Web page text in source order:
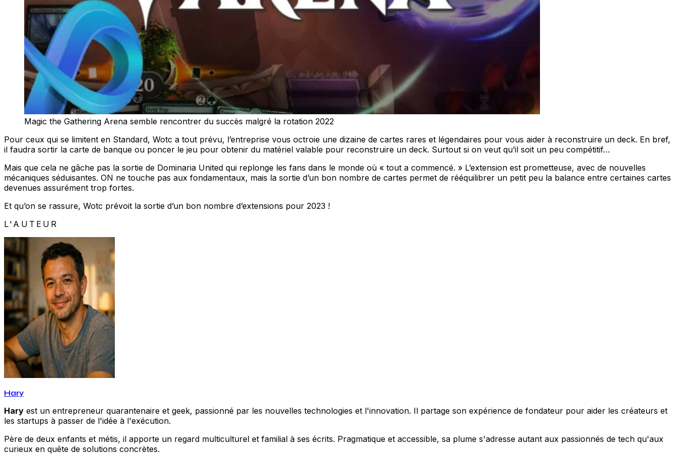
Magic the Gathering Arena semble rencontrer du succès malgré la rotation 2022
Pour ceux qui se limitent en Standard, Wotc a tout prévu, l’entreprise vous octroie une dizaine de cartes rares et légendaires pour vous aider à reconstruire un deck. En bref,
il faudra sortir la carte de banque ou poncer le jeu pour obtenir du matériel valable pour reconstruire un deck. Surtout si on veut qu’il soit un peu compétitif…
Mais que cela ne gâche pas la sortie de Dominaria United qui replonge les fans dans le monde où « tout a commencé. » L’extension est prometteuse, avec de nouvelles
mécaniques séduisantes. ON ne touche pas aux fondamentaux, mais la sortie d’un bon nombre de cartes permet de rééquilibrer un petit peu la balance entre certaines cartes
devenues assurément trop fortes.
Et qu’on se rassure, Wotc prévoit la sortie d’un bon nombre d’extensions pour 2023 !
L'AUTEUR
Hary
Hary est un entrepreneur quarantenaire et geek, passionné par les nouvelles technologies et l'innovation. Il partage son expérience de fondateur pour aider les créateurs et
les startups à passer de l'idée à l'exécution.
Père de deux enfants et métis, il apporte un regard multiculturel et familial à ses écrits. Pragmatique et accessible, sa plume s'adresse autant aux passionnés de tech qu'aux
curieux en quête de solutions concrètes.